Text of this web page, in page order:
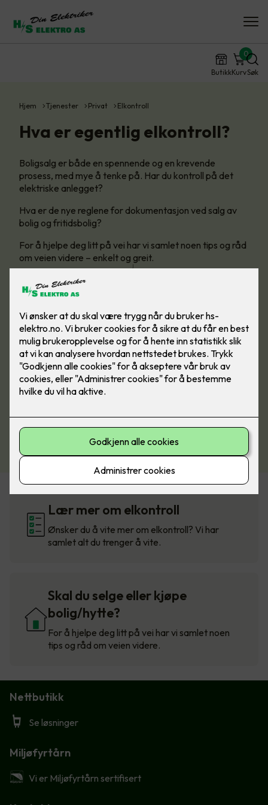
ButikkKurv
0
Søk
Hjem Tjenester Privat Elkontroll
Hva er egentlig elkontroll?
Boligsalg er både en spennende og en krevende
prosess, med mye å tenke på. Har du kontroll på det
elektriske anlegget?
Hva er de nye reglene for dokumentasjon ved salg av
bolig og fritidsbolig?
For å hjelpe deg litt på vei har vi samlet noen tips og råd
om veien videre – enkelt og greit.
Bestill elkontroll
Lær mer om elkontroll
Ønsker du å vite mer om elkontroll? Vi har
samlet alt du trenger å vite.
Skal du selge eller kjøpe
bolig/hytte?
For å hjelpe deg litt på vei har vi samlet noen
tips og råd om veien videre.
Nettbutikk
Se løsninger
Miljøfyrtårn
Vi er Miljøfyrtårn sertifisert